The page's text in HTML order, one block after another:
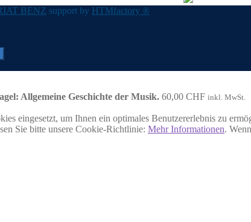
BENZ support by HTMfactory ®
Allgemeine Geschichte der Musik. 60,00 CHF inkl. MwSt.
eingesetzt, um Ihnen ein optimales Benutzererlebnis zu
Sie bitte unsere Cookie-Richtlinie: Mehr Informationen.